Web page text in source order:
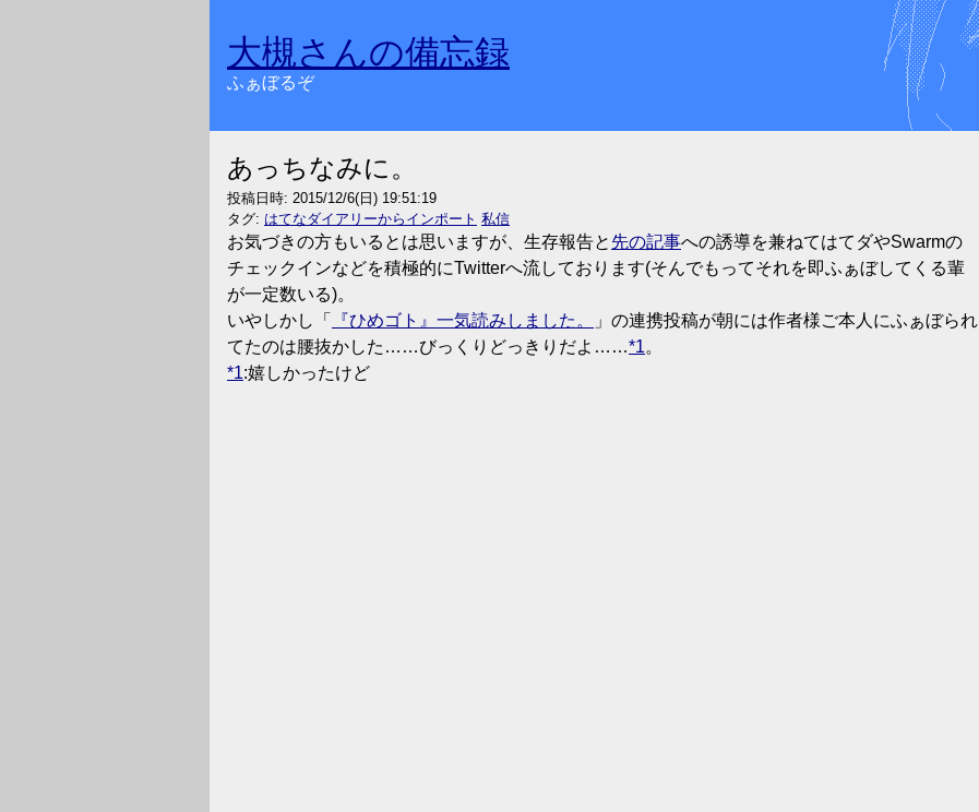
大槻さんの備忘録
ふぁぼるぞ
あっちなみに。
投稿日時: 2015/12/6(日) 19:51:19
タグ: はてなダイアリーからインポート 私信
お気づきの方もいるとは思いますが、生存報告と 先の記事への誘導を兼ねてはてダやSwarmの
チェックインなどを積極的にTwitterへ流しております(そんでもってそれを即ふぁぼしてくる輩
が一定数いる)。
いやしかし「
『ひめゴト』一気読みしました。
」の連携投稿が朝には作者様ご本人にふぁぼられ
てたのは腰抜かした……びっくりどっきりだよ……*1。
*1:嬉しかったけど